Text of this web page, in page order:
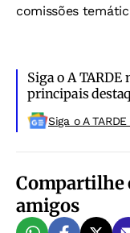
comissões
Siga o A TARDE
principais
Siga o A
Compartilhe
amigos